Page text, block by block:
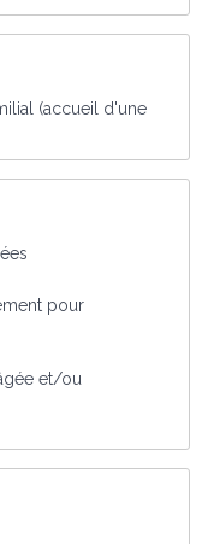
(accueil d'une
pour
et/ou